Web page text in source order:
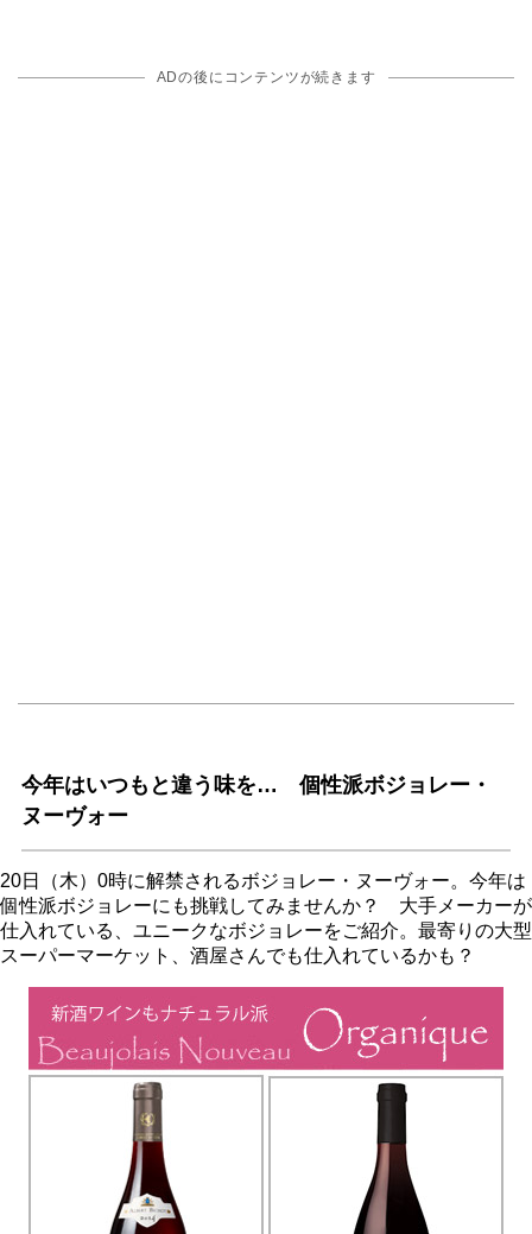
ADの後にコンテンツが続きます
今年はいつもと違う味を… 個性派ボジョレー・
ヌーヴォー
20日（木）0時に解禁されるボジョレー・ヌーヴォー。今年は
個性派ボジョレーにも挑戦してみませんか？ 大手メーカーが
仕入れている、ユニークなボジョレーをご紹介。最寄りの大型
スーパーマーケット、酒屋さんでも仕入れているかも？